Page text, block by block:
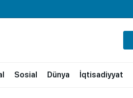
Sosial Dünya İqtisadiyyat